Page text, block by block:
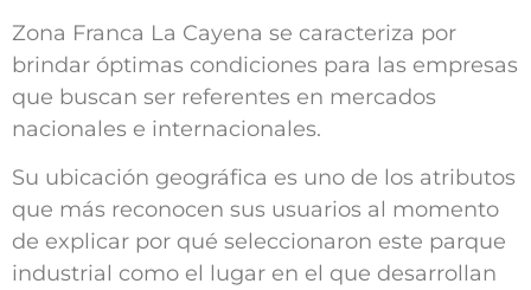
Contact us
Zona Franca La Cayena se caracteriza por
brindar óptimas condiciones para las empresas
que buscan ser referentes en mercados
nacionales e internacionales.
Su ubicación geográfica es uno de los atributos
que más reconocen sus usuarios al momento
de explicar por qué seleccionaron este parque
industrial como el lugar en el que desarrollan